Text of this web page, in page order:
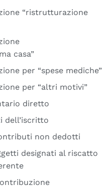
“ristrutturazione
casa”
per “spese mediche”
per “altri motivi”
diretto
dell’iscritto
non dedotti
designati al riscatto